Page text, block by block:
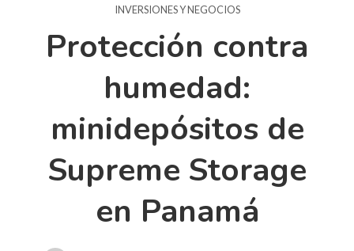
INVERSIONES Y NEGOCIOS
Protección contra
humedad:
minidepósitos de
Supreme Storage
en Panamá